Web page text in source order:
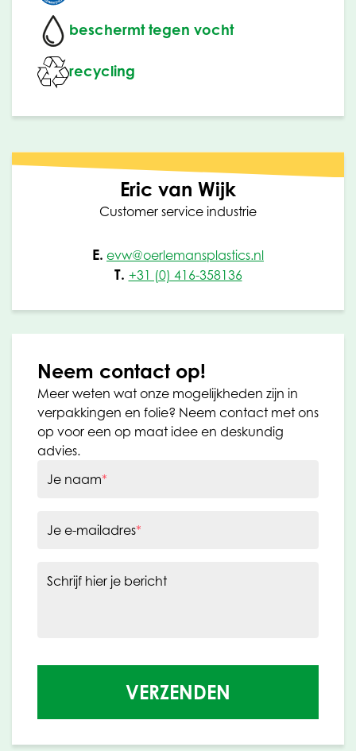
beschermt tegen vocht
recycling
Eric van Wijk
Customer service industrie
E. evw@oerlemansplastics.nl
T. +31 (0) 416-358136
Neem contact op!
Meer weten wat onze mogelijkheden zijn in
verpakkingen en folie? Neem contact met ons
op voor een op maat idee en deskundig
advies.
Je naam*
Je e-mailadres*
Schrijf hier je bericht
VERZENDEN